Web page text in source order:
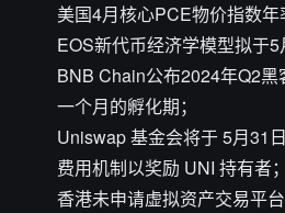
美国4月核心PCE物价指数年
EOS新代币经济学模型拟于5
BNB Chain公布2024年Q2
一个月的孵化期；
Uniswap 基金会将于 5月31
费用机制以奖励 UNI 持有者；
香港未申请虚拟资产交易平